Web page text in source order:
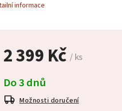
2 399 Kč/ ks
Do 3 dnů
Možnosti doručení
informace